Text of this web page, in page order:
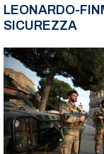
SICUREZZA